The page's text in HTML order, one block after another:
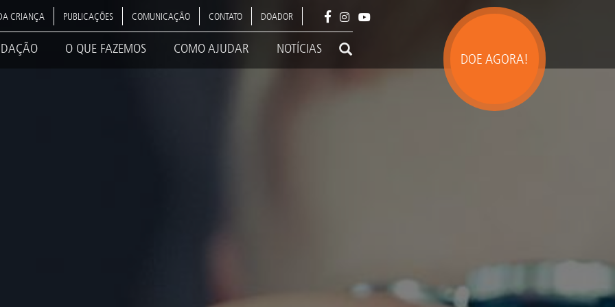
DOE AGORA!
CRIANÇA PUBLICAÇÕES COMUNICAÇÃO CONTATO DOADOR
O QUE FAZEMOS COMO AJUDAR NOTÍCIAS